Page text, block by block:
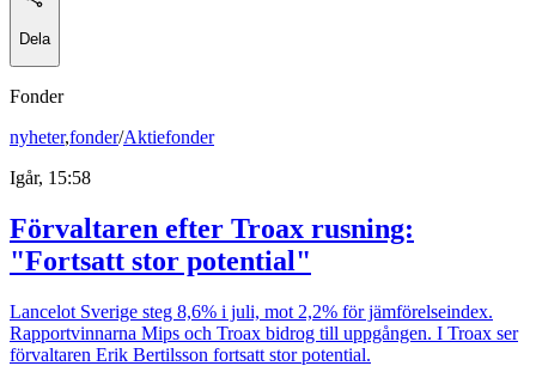
Dela
Fonder
nyheter,fonder/Aktiefonder
Igår, 15:58
Förvaltaren efter Troax rusning:
"Fortsatt stor potential"
Lancelot Sverige steg 8,6% i juli, mot 2,2% för jämförelseindex.
Rapportvinnarna Mips och Troax bidrog till uppgången. I Troax ser
förvaltaren Erik Bertilsson fortsatt stor potential.